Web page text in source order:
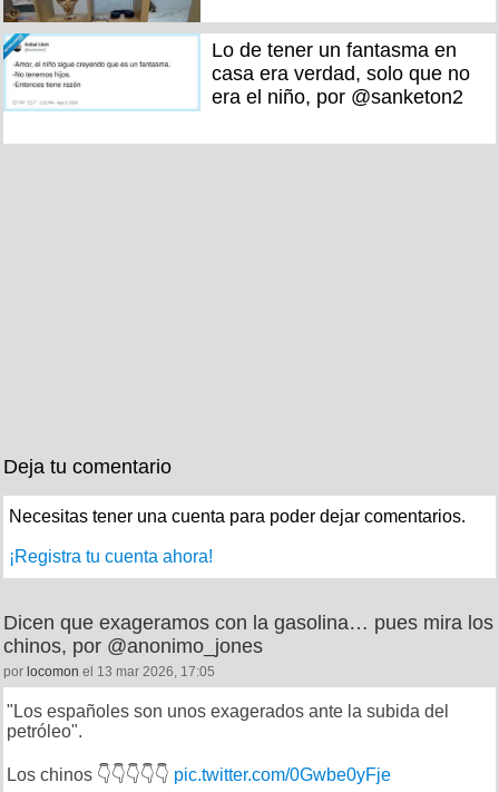
Lo de tener un fantasma en
casa era verdad, solo que no
era el niño, por @sanketon2
Deja tu comentario
Necesitas tener una cuenta para poder dejar comentarios.
¡Registra tu cuenta ahora!
Dicen que exageramos con la gasolina… pues mira los
chinos, por @anonimo_jones
por locomon el 13 mar 2026, 17:05
"Los españoles son unos exagerados ante la subida del
petróleo".
Los chinos 👇👇👇👇👇 pic.twitter.com/0Gwbe0yFje